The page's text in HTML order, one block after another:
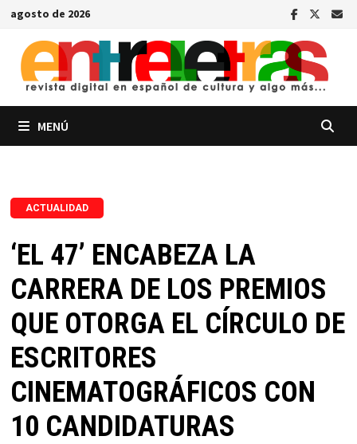
Saltar
contenido
agosto de 2026
MENÚ
ACTUALIDAD
‘EL 47’ ENCABEZA LA
CARRERA DE LOS PREMIOS
QUE OTORGA EL CÍRCULO DE
ESCRITORES
CINEMATOGRÁFICOS CON
10 CANDIDATURAS